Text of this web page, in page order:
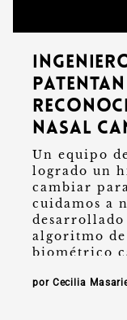
nasal
Un equipo
logrado un
cambiar
cuidamos a
algoritmo
biométrico
por Cecilia